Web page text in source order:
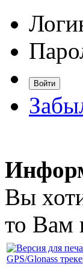
Вы
то Вам
GPS/Glonass